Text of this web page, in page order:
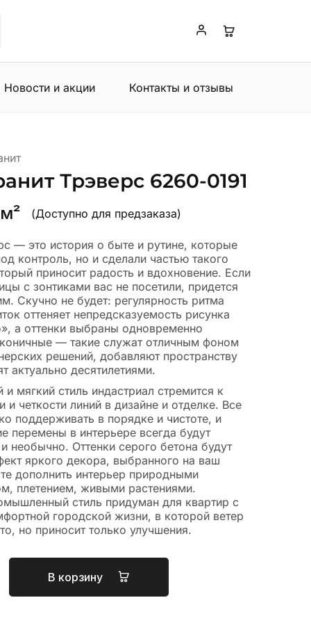
Новости и акции Контакты и отзывы
Трэверс 6260-0191
(Доступно для предзаказа)
— это история о быте и рутине, которые
контроль, но и сделали частью такого
приносит радость и вдохновение. Если
с зонтиками вас не посетили, придется
Скучно не будет: регулярность ритма
оттеняет непредсказуемость рисунка
а оттенки выбраны одновременно
— такие служат отличным фоном
решений, добавляют пространству
актуально десятилетиями.
мягкий стиль индастриал стремится к
и четкости линий в дизайне и отделке. Все
поддерживать в порядке и чистоте, и
перемены в интерьере всегда будут
необычно. Оттенки серого бетона будут
яркого декора, выбранного на ваш
дополнить интерьер природными
плетением, живыми растениями.
стиль придуман для квартир с
городской жизни, в которой ветер
но приносит только улучшения.
В корзину